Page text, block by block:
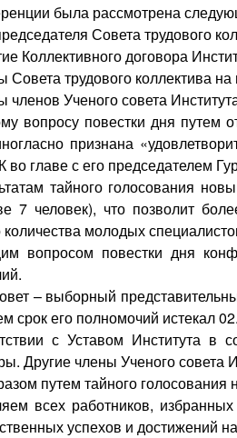
была рассмотрена
Совета трудового
Коллективного договора
трудового коллектива на
Ученого совета
вопросу повестки дня путем
признана
во главе с его председателем
тайного голосования
7 человек), что позволит
молодых
вопросом повестки дня
– выборный
срок его полномочий истекал
с Уставом Института в
Другие члены Ученого
путем тайного голосования
всех работников,
успехов и достижений